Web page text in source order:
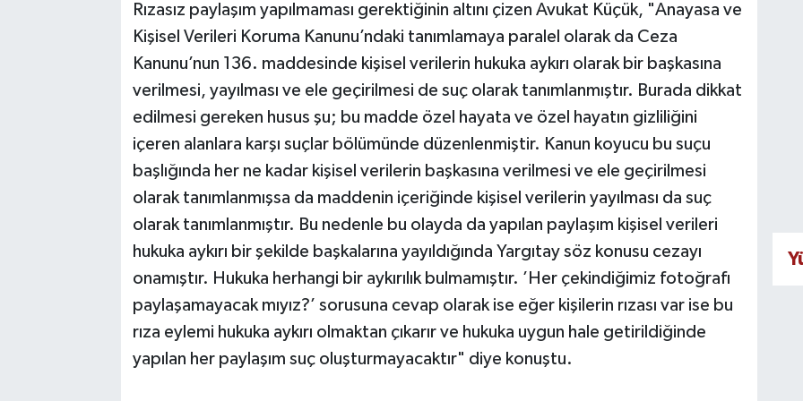
Rızasız paylaşım yapılmaması gerektiğinin altını çizen Avukat Küçük, "Anayasa ve
Kişisel Verileri Koruma Kanunu’ndaki tanımlamaya paralel olarak da Ceza
Kanunu’nun 136. maddesinde kişisel verilerin hukuka aykırı olarak bir başkasına
verilmesi, yayılması ve ele geçirilmesi de suç olarak tanımlanmıştır. Burada dikkat
edilmesi gereken husus şu; bu madde özel hayata ve özel hayatın gizliliğini
içeren alanlara karşı suçlar bölümünde düzenlenmiştir. Kanun koyucu bu suçu
başlığında her ne kadar kişisel verilerin başkasına verilmesi ve ele geçirilmesi
olarak tanımlanmışsa da maddenin içeriğinde kişisel verilerin yayılması da suç
olarak tanımlanmıştır. Bu nedenle bu olayda da yapılan paylaşım kişisel verileri
hukuka aykırı bir şekilde başkalarına yayıldığında Yargıtay söz konusu cezayı
onamıştır. Hukuka herhangi bir aykırılık bulmamıştır. ’Her çekindiğimiz fotoğrafı
paylaşamayacak mıyız?’ sorusuna cevap olarak ise eğer kişilerin rızası var ise bu
rıza eylemi hukuka aykırı olmaktan çıkarır ve hukuka uygun hale getirildiğinde
yapılan her paylaşım suç oluşturmayacaktır" diye konuştu.